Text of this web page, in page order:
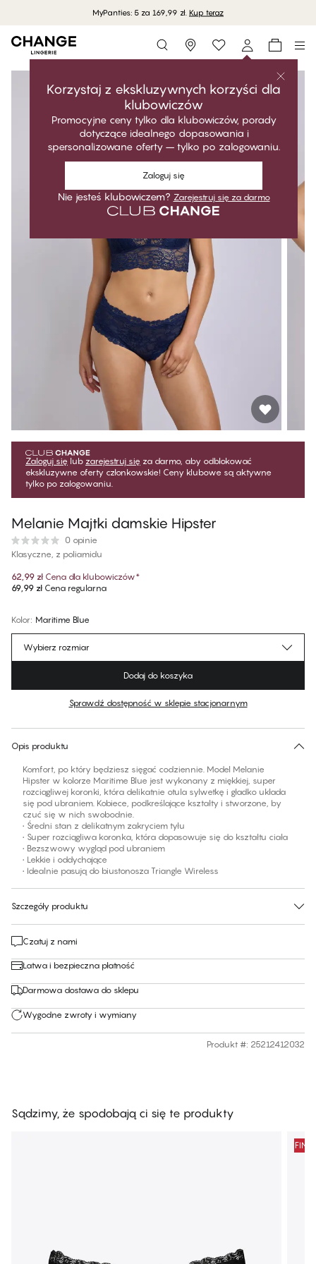
MyPanties: 5 za 169,99 zł. Kup teraz
Storefinder
Korzystaj z ekskluzywnych korzyści dla
klubowiczów
Promocyjne ceny tylko dla klubowiczów, porady
dotyczące idealnego dopasowania i
spersonalizowane oferty – tylko po zalogowaniu.
Zaloguj się
Nie jesteś klubowiczem? Zarejestruj się za darmo
Zaloguj się lub zarejestruj się za darmo, aby odblokować
ekskluzywne oferty członkowskie! Ceny klubowe są aktywne
tylko po zalogowaniu.
Melanie Majtki damskie Hipster
0 opinie
Klasyczne, z poliamidu
62,99 zł Cena dla klubowiczów*
69,99 złCena regularna
Kolor: Maritime Blue
Brak sugerowanego rozmiaru dla tego produktu
Wybierz rozmiar
Dodaj do koszyka
Sprawdź dostępność w sklepie stacjonarnym
Opis produktu
Komfort, po który będziesz sięgać codziennie. Model Melanie
Hipster w kolorze Maritime Blue jest wykonany z miękkiej, super
rozciągliwej koronki, która delikatnie otula sylwetkę i gładko układa
się pod ubraniem. Kobiece, podkreślające kształty i stworzone, by
czuć się w nich swobodnie.
• Średni stan z delikatnym zakryciem tyłu
• Super rozciągliwa koronka, która dopasowuje się do kształtu ciała
• Bezszwowy wygląd pod ubraniem
• Lekkie i oddychające
• Idealnie pasują do biustonosza Triangle Wireless
Szczegóły produktu
Czatuj z nami
Łatwa i bezpieczna płatność
Darmowa dostawa do sklepu
Wygodne zwroty i wymiany
Produkt #: 25212412032
Sądzimy, że spodobają ci się te produkty